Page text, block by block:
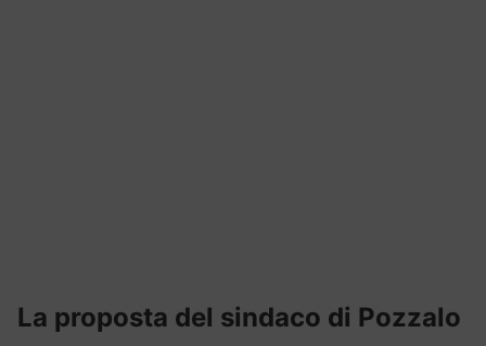
La proposta del sindaco di Pozzalo